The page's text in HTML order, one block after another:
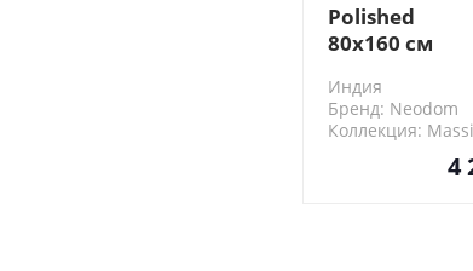
Polished
80x160 см
Индия
Бренд: Neodom
Коллекция:
4